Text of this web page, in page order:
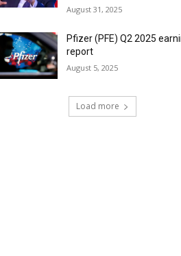
August 31, 2025
Pfizer (PFE) Q2 2025
report
August 5, 2025
Load more